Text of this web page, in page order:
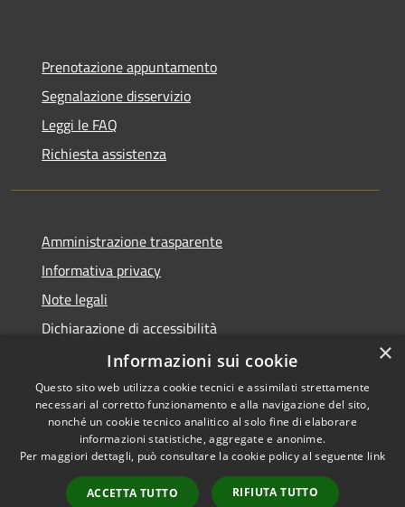
Prenotazione appuntamento
Segnalazione disservizio
Leggi le FAQ
Richiesta assistenza
Amministrazione trasparente
Informativa privacy
Note legali
Dichiarazione di accessibilità
Informative Privacy
RSS
Accessibilità
Copyright © 2026 • Comune di
Municipium•
Accesso
×
Informazioni sui cookie
Questo sito web utilizza cookie tecnici e assimilati strettamente
necessari al corretto funzionamento e alla navigazione del sito,
nonché un cookie tecnico analitico al solo fine di elaborare
informazioni statistiche, aggregate e anonime.
Per maggiori dettagli, può consultare la cookie policy al seguente link
ACCETTA TUTTO RIFIUTA TUTTO